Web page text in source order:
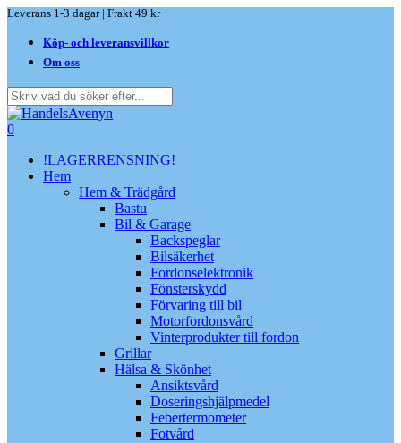
Skip
main
content
Leverans 1-3 dagar | Frakt 49 kr
Köp- och leveransvillkor
Om oss
Close
Search
search
0
!LAGERRENSNING!
Hem
Hem & Trädgård
Bastu
Bil & Garage
Backspeglar
Bilsäkerhet
Fordonselektronik
Fönsterskydd
Förvaring till bil
Motorfordonsvård
Vinterprodukter till fordon
Grillar
Hälsa & Skönhet
Ansiktsvård
Doseringshjälpmedel
Febertermometer
Fotvård